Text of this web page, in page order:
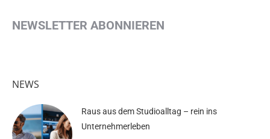
NEWSLETTER ABONNIEREN
NEWS
Raus aus dem Studioalltag – rein ins
Unternehmerleben